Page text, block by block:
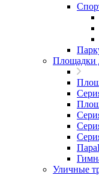
Площадки
Уличные